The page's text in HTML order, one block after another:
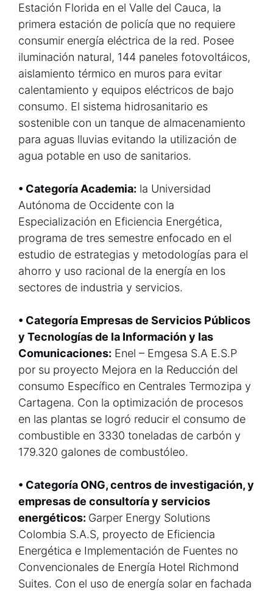
Estación Florida en el Valle del Cauca, la
primera estación de policía que no requiere
consumir energía eléctrica de la red. Posee
iluminación natural, 144 paneles fotovoltáicos,
aislamiento térmico en muros para evitar
calentamiento y equipos eléctricos de bajo
consumo. El sistema hidrosanitario es
sostenible con un tanque de almacenamiento
para aguas lluvias evitando la utilización de
agua potable en uso de sanitarios.
• Categoría Academia: la Universidad
Autónoma de Occidente con la
Especialización en Eficiencia Energética,
programa de tres semestre enfocado en el
estudio de estrategias y metodologías para el
ahorro y uso racional de la energía en los
sectores de industria y servicios.
• Categoría Empresas de Servicios Públicos
y Tecnologías de la Información y las
Comunicaciones: Enel – Emgesa S.A E.S.P
por su proyecto Mejora en la Reducción del
consumo Específico en Centrales Termozipa y
Cartagena. Con la optimización de procesos
en las plantas se logró reducir el consumo de
combustible en 3330 toneladas de carbón y
179.320 galones de combustóleo.
• Categoría ONG, centros de investigación, y
empresas de consultoría y servicios
energéticos: Garper Energy Solutions
Colombia S.A.S, proyecto de Eficiencia
Energética e Implementación de Fuentes no
Convencionales de Energía Hotel Richmond
Suites. Con el uso de energía solar en fachada